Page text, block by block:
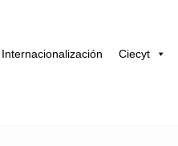
Internacionalización Ciecyt